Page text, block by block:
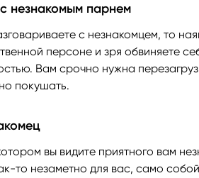
незнакомым парнем
с незнакомцем, то
персоне и зря обвиняете
Вам срочно нужна
покушать.
вы видите приятного вам
то незаметно для вас, само